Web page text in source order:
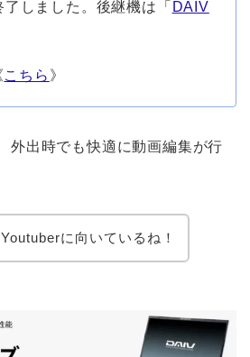
しました。後継機は「 DAIV
こちら 》
外出時でも快適に動画編集が行
に向いているね！